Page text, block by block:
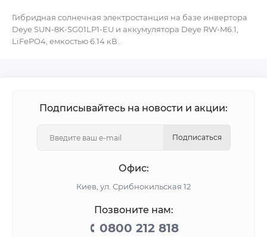
Гибридная солнечная электростанция на базе инвертора
Deye SUN-8K-SG01LP1-EU и аккумулятора Deye RW-M6.1,
LiFePO4, емкостью 6.14 кВ..
Подписывайтесь на новости и акции:
Подписаться
Офис:
Киев, ул. Срибнокильская 12
Позвоните нам:
0800 212 818